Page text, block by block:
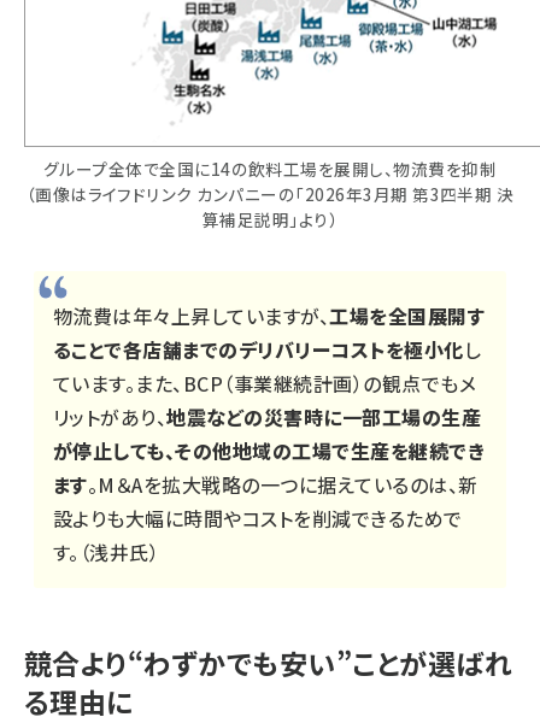
グループ全体で全国に14の飲料工場を展開し、物流費を抑制
（画像はライフドリンク カンパニーの「2026年3月期 第3四半期 決
算補足説明」より）
物流費は年々上昇していますが、工場を全国展開す
ることで各店舗までのデリバリーコストを極小化し
ています。また、BCP（事業継続計画）の観点でもメ
リットがあり、地震などの災害時に一部工場の生産
が停止しても、その他地域の工場で生産を継続でき
ます。M＆Aを拡大戦略の一つに据えているのは、新
設よりも大幅に時間やコストを削減できるためで
す。（浅井氏）
競合より“わずかでも安い”ことが選ばれ
る理由に